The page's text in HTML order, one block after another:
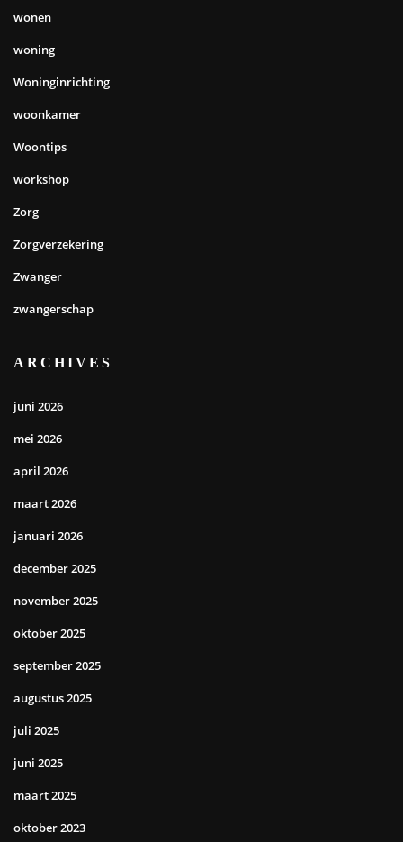
wonen
woning
Woninginrichting
woonkamer
Woontips
workshop
Zorg
Zorgverzekering
Zwanger
zwangerschap
ARCHIVES
juni 2026
mei 2026
april 2026
maart 2026
januari 2026
december 2025
november 2025
oktober 2025
september 2025
augustus 2025
juli 2025
juni 2025
maart 2025
oktober 2023